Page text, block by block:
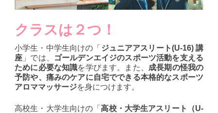
クラスは２つ！
小学生・中学生向けの「 ジュニアアスリート(U-16) 講
座 」では、
ゴールデンエイジのスポーツ活動を支える
ために必要な知識を学びます。また、 成長期の怪我の
予防や、痛みのケアに自宅でできる本格的なスポーツ
アロママッサージを身につけます。
高校生・大学生向けの「高校・大学生アスリート（U-